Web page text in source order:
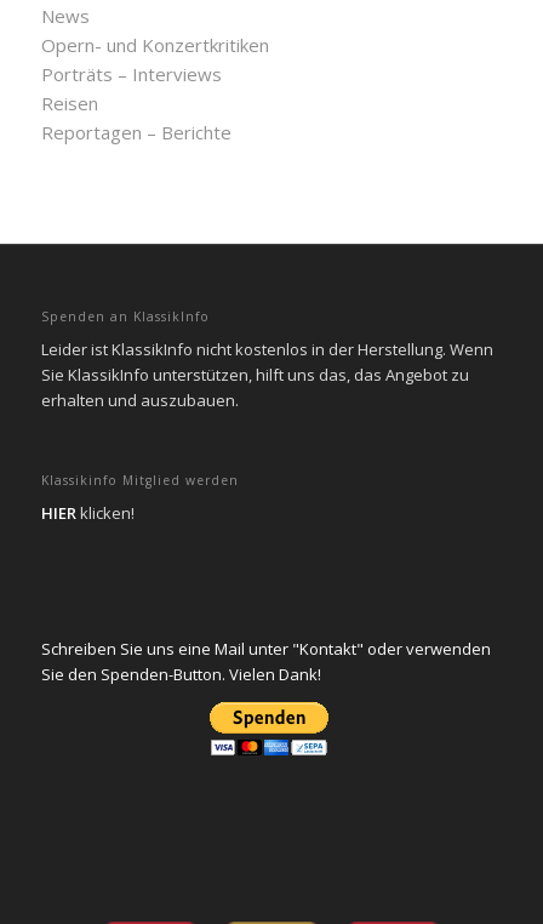
News
Opern- und Konzertkritiken
Porträts – Interviews
Reisen
Reportagen – Berichte
Spenden an KlassikInfo
Leider ist KlassikInfo nicht kostenlos in der Herstellung. Wenn
Sie KlassikInfo unterstützen, hilft uns das, das Angebot zu
erhalten und auszubauen.
Klassikinfo Mitglied werden
HIERklicken!
Schreiben Sie uns eine Mail unter "Kontakt" oder verwenden
Sie den Spenden-Button. Vielen Dank!